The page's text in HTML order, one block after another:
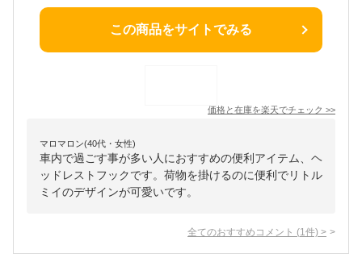
この商品をサイトでみる
価格と在庫を楽天でチェック >>
マロマロン(40代・女性)
車内で過ごす事が多い人におすすめの便利アイテム、ヘ
ッドレストフックです。荷物を掛けるのに便利でリトル
ミイのデザインが可愛いです。
全てのおすすめコメント (1 件) >